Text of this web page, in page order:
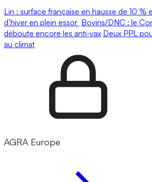
Lin : surface française en hausse de 10 %
d’hiver en plein essor Bovins/DNC : le
déboute encore les anti-vax Deux PPL
au climat
AGRA Europe